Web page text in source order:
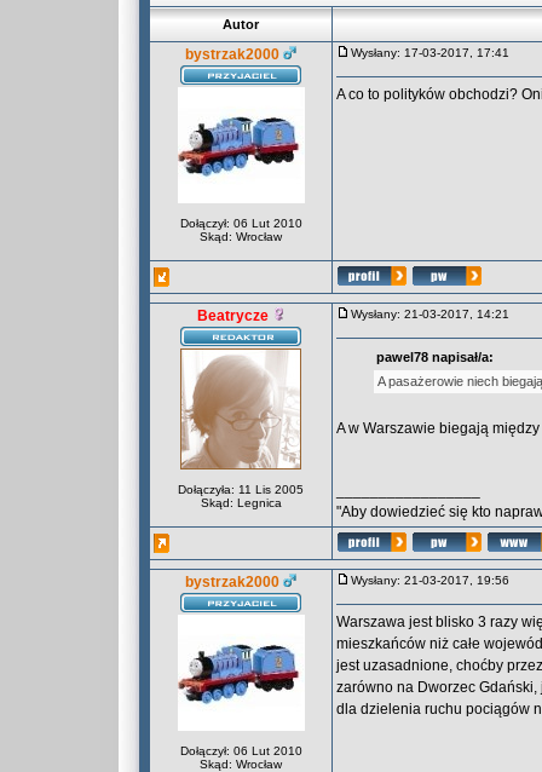
Autor
bystrzak2000
Dołączył: 06 Lut 2010
Skąd: Wrocław
Wysłany: 17-03-2017, 17:41
A co to polityków obchodzi?
Beatrycze
Dołączyła: 11 Lis 2005
Skąd: Legnica
Wysłany: 21-03-2017, 14:21
pawel78 napisał/a:
A pasażerowie niech
A w Warszawie biegają
"Aby dowiedzieć się kto
bystrzak2000
Dołączył: 06 Lut 2010
Skąd: Wrocław
Wysłany: 21-03-2017, 19:56
Warszawa jest blisko 3 razy
mieszkańców niż całe
jest uzasadnione, choćby
zarówno na Dworzec
dla dzielenia ruchu pociągów